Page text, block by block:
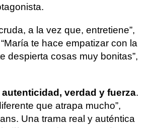
a la vez que, entretiene”,
te hace empatizar con la
despierta cosas muy bonitas”,
autenticidad, verdad y fuerza.
que atrapa mucho”,
Una trama real y auténtica